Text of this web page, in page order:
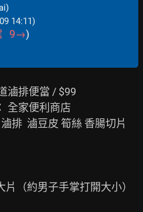
14:11)
9→)
滷排便當 / $99
全家便利商店
排  滷豆皮 筍絲 香腸切片